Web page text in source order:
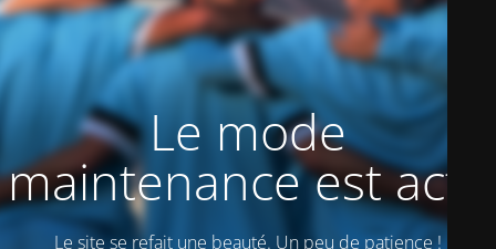
Le mode
maintenance est actif
Le site se refait une beauté. Un peu de patience !